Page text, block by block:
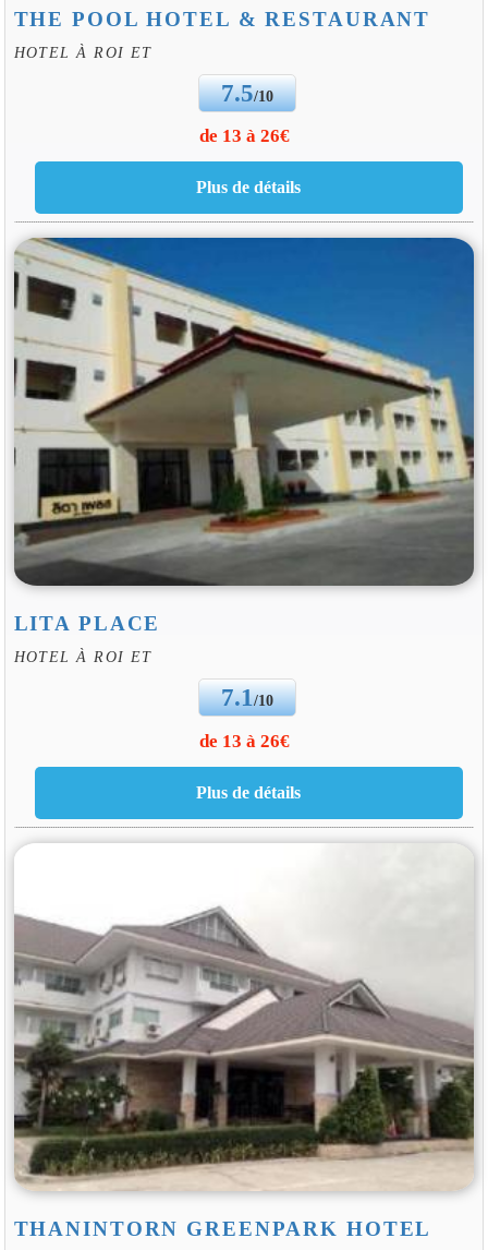
THE POOL HOTEL & RESTAURANT
HOTEL À ROI ET
7.5/10
de 13 à 26€
LITA PLACE
HOTEL À ROI ET
7.1/10
de 13 à 26€
THANINTORN GREENPARK HOTEL